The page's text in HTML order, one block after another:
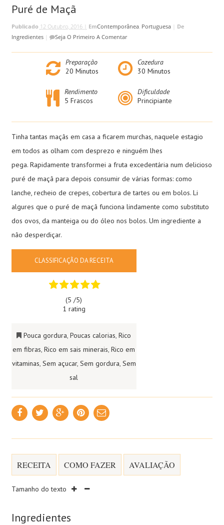
Puré de Maçã
Publicado 12 Outubro, 2016 | EmContemporânea, Portuguesa| De
Ingredientes| Seja O Primeiro A Comentar
Preparação
20 Minutos
Cozedura
30 Minutos
Rendimento
5 Frascos
Dificuldade
Principiante
Tinha tantas maçãs em casa a ficarem murchas, naquele estagio
em todos as olham com desprezo e ninguém lhes
pega. Rapidamente transformei a fruta excedentária num delicioso
puré de maçã para depois consumir de várias formas: como
lanche, recheio de crepes, cobertura de tartes ou em bolos. Li
algures que o puré de maçã funciona lindamente como substituto
dos ovos, da manteiga ou do óleo nos bolos. Um ingrediente a
não desperdiçar.
CLASSIFICAÇÃO DA RECEITA
(5 /5)
1 rating
Pouca gordura,Poucas calorias,Rico
em fibras,Rico em sais minerais,Rico em
vitaminas, Sem açucar, Sem gordura, Sem
sal
RECEITA COMO FAZER AVALIAÇÃO
Tamanho do texto
Ingredientes